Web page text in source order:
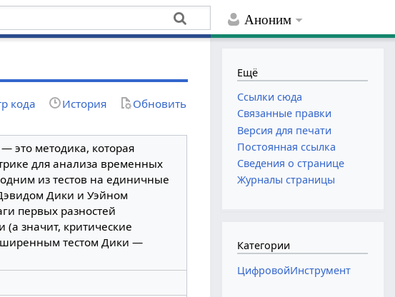
Аноним
кода История Обновить
это методика, которая
для анализа временных
из тестов на единичные
Дики и Уэйном
первых разностей
(а значит, критические
тестом Дики —
Ещё
Ссылки сюда
Связанные правки
Версия для печати
Постоянная ссылка
Сведения о странице
Журналы страницы
Категории
ЦифровойИнструмент